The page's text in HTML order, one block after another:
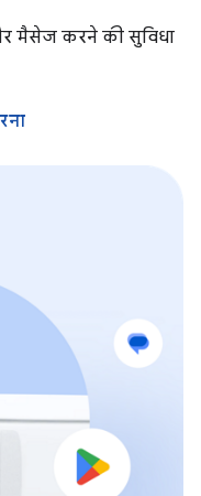
मैसेज करने की सुविधा